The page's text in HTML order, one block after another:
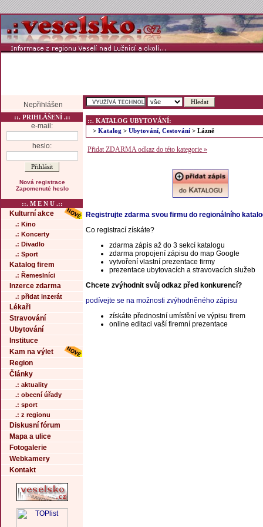
Nepřihlášen
::. PRIHLÁŠENÍ .::
e-mail:
heslo:
Nová registrace
Zapomenuté heslo
::. M E N U .::
Kulturní akce
.: Kino
.: Koncerty
.: Divadlo
.: Sport
Katalog firem
.: Řemeslníci
Inzerce zdarma
.: přidat inzerát
Lékaři
Stravování
Ubytování
Instituce
Kam na výlet
Region
Články
.: aktuality
.: obecní úřady
.: sport
.: z regionu
Diskusní fórum
Mapa a ulice
Fotogalerie
Webkamery
Kontakt
::. KATALOG UBYTOVÁNÍ:
> Katalog > Ubytování, Cestování > Lázně
Přidat ZDARMA odkaz do této kategorie »
Registrujte zdarma svou firmu do regionálního
Co registrací získáte?
zdarma zápis až do 3 sekcí katalogu
zdarma propojení zápisu do map Google
vytvoření vlastní prezentace firmy
prezentace ubytovacích a stravovacích služeb
Chcete zvýhodnit svůj odkaz před konkurencí?
podívejte se na možnosti zvýhodněného zápisu
získáte přednostní umístění ve výpisu firem
online editaci vaší firemní prezentace